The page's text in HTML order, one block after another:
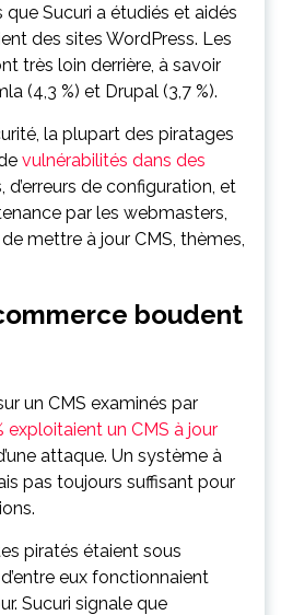
que Sucuri a étudiés et aidés
des sites WordPress. Les
très loin derrière, à savoir
(4,3 %) et Drupal (3,7 %).
la plupart des piratages
vulnérabilités dans des
d’erreurs de configuration, et
par les webmasters,
mettre à jour CMS, thèmes,
boudent
un CMS examinés par
exploitaient un CMS à jour
attaque. Un système à
pas toujours suffisant pour
piratés étaient sous
eux fonctionnaient
Sucuri signale que